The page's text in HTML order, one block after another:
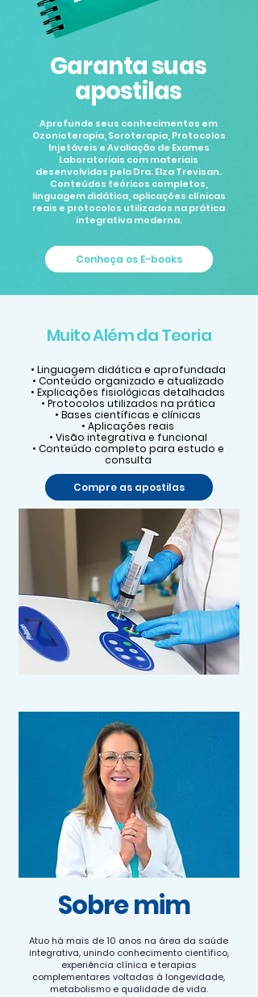
Garanta suas
apostilas
Aprofunde seus conhecimentos em
Ozonioterapia, Soroterapia, Protocolos
Injetáveis e Avaliação de Exames
Laboratoriais com materiais
desenvolvidos pela Dra. Elza Trevisan.
Conteúdos teóricos completos,
linguagem didática, aplicações clínicas
reais e protocolos utilizados na prática
integrativa moderna.
Conheça os E-books
Muito Além da Teoria
• Linguagem didática e aprofundada
• Conteúdo organizado e atualizado
• Explicações fisiológicas detalhadas
• Protocolos utilizados na prática
• Bases científicas e clínicas
• Aplicações reais
• Visão integrativa e funcional
• Conteúdo completo para estudo e
consulta
Compre as apostilas
Sobre mim
Atuo há mais de 10 anos na área da saúde
integrativa, unindo conhecimento científico,
experiência clínica e terapias
complementares voltadas à longevidade,
metabolismo e qualidade de vida.